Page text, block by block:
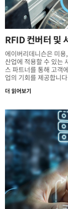
RFID 컨버터 및
에이버리데니슨은 미
산업에 적용할 수 있는
스 파트너를 통해 고객
업의 기회를 제공합니
더 읽어보기